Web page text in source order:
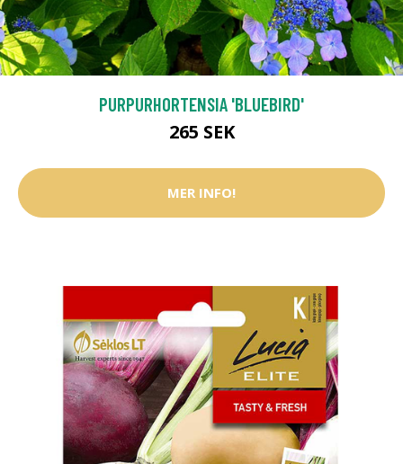
PURPURHORTENSIA 'BLUEBIRD'
265 SEK
MER INFO!